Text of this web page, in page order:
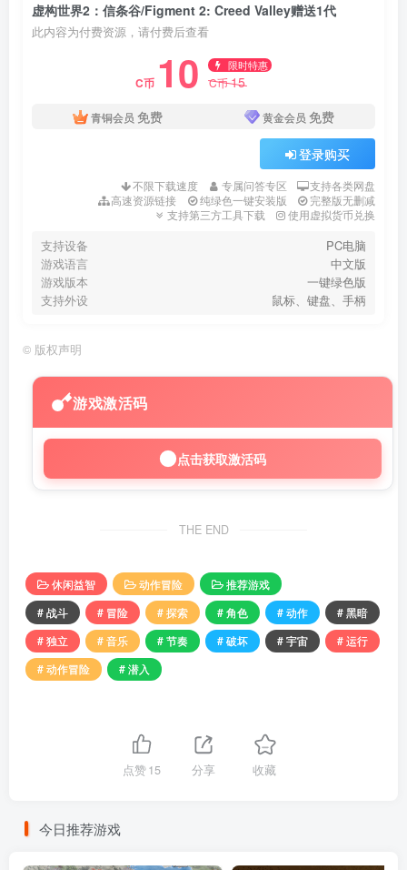
虚构世界2：信条谷/Figment 2: Creed Valley赠送1代
此内容为付费资源，请付费后查看
C币 10 限时特惠
C币15
青铜会员 免费 黄金会员 免费
登录购买
不限下载速度 专属问答专区
支持各类网盘
高速资源链接
纯绿色一键安装版
完整版无删减
支持第三方工具下载
使用虚拟货币兑换
支持设备
PC电脑
游戏语言
中文版
游戏版本
一键绿色版
支持外设
鼠标、键盘、手柄
© 版权声明
游戏激活码
点击获取激活码
THE END
休闲益智 动作冒险
推荐游戏
# 战斗
# 冒险 # 探索 # 角色 # 动作
# 黑暗
# 独立
# 音乐 # 节奏 # 破坏 # 宇宙
# 运行
# 动作冒险
# 潜入
点赞15 分享 收藏
今日推荐游戏